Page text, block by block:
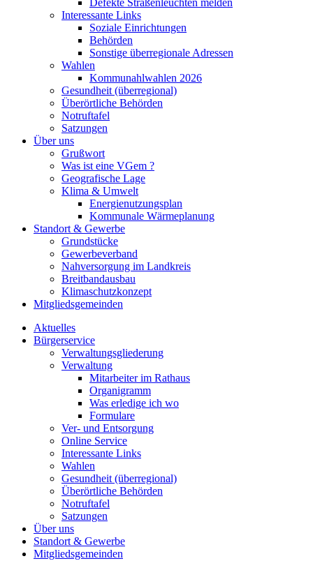
Defekte Straßenleuchten melden
Interessante Links
Soziale Einrichtungen
Behörden
Sonstige überregionale Adressen
Wahlen
Kommunahlwahlen 2026
Gesundheit (überregional)
Überörtliche Behörden
Notruftafel
Satzungen
Über uns
Grußwort
Was ist eine VGem ?
Geografische Lage
Klima & Umwelt
Energienutzungsplan
Kommunale Wärmeplanung
Standort & Gewerbe
Grundstücke
Gewerbeverband
Nahversorgung im Landkreis
Breitbandausbau
Klimaschutzkonzept
Mitgliedsgemeinden
Aktuelles
Bürgerservice
Verwaltungsgliederung
Verwaltung
Mitarbeiter im Rathaus
Organigramm
Was erledige ich wo
Formulare
Ver- und Entsorgung
Online Service
Interessante Links
Wahlen
Gesundheit (überregional)
Überörtliche Behörden
Notruftafel
Satzungen
Über uns
Standort & Gewerbe
Mitgliedsgemeinden